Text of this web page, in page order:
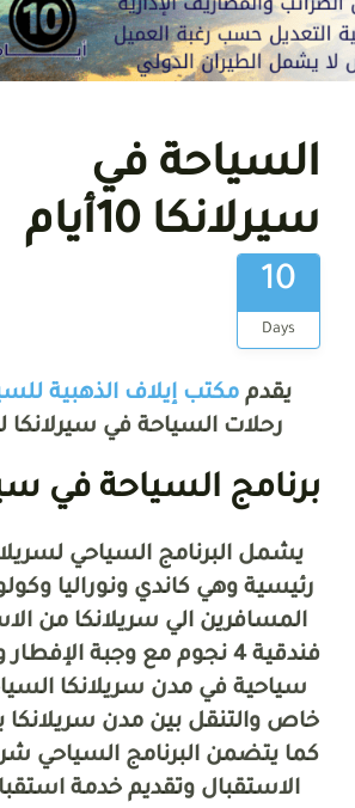
السياحة في
سيرلانكا 10أيام
10
Days
يقدم مكتب إيلاف الذهبية
رحلات السياحة في سيرلانكا لمدة
برنامج السياحة في
يشمل البرنامج السياحي
رئيسية وهي كاندي ونوراليا
المسافرين الي سريلانكا من
فندقية 4 نجوم مع
وجبة الإفطار
سياحية في مدن سريلانكا
خاص والتنقل بين مدن
كما يتضمن البرنامج السياحي
الاستقبال وتقديم خدمة